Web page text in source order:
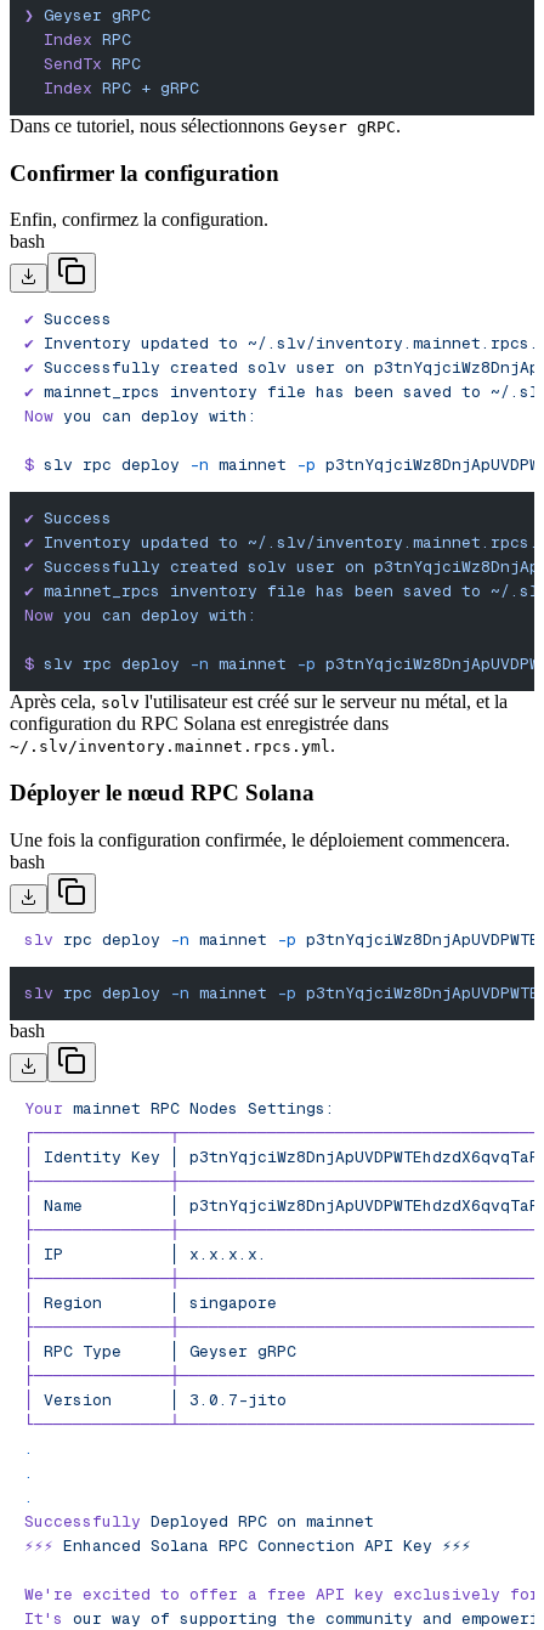
❯ Geyser gRPC
  Index
RPC
  SendTx
RPC
  Index
RPC + gRPC
Dans ce tutoriel, nous sélectionnons Geyser gRPC.
Confirmer la configuration
Enfin, confirmez la configuration.
bash
✔︎ Success
✔ Inventory updated to ~/.slv/
✔ Successfully created solv user on
✔︎ mainnet_rpcs inventory file has been saved to ~/
Now you can deploy with:
$ slv rpc deploy -n mainnet -p
✔︎ Success
✔ Inventory updated to ~/.slv/
✔ Successfully created solv user on
✔︎ mainnet_rpcs inventory file has been saved to ~/
Now you can deploy with:
$ slv rpc deploy -n mainnet -p
Après cela, solv l'utilisateur est créé sur le serveur nu métal, et la
configuration du RPC Solana est enregistrée dans
~/.slv/inventory.mainnet.rpcs.yml.
Déployer le nœud RPC Solana
Une fois la configuration confirmée, le déploiement commencera.
bash
slv rpc deploy -n mainnet -p
slv rpc deploy -n mainnet -p
bash
Your mainnet RPC Nodes Settings:
Identity Key
Name
IP x.x.x.x.
Region singapore
RPC Type Geyser gRPC
Version 3.0.7-jito
.
.
.
Successfully Deployed RPC on mainnet
⚡️⚡️⚡️ Enhanced Solana RPC Connection API Key ⚡️⚡️⚡️
We're excited to offer a free API key exclusively for
It' s our way of supporting the community and